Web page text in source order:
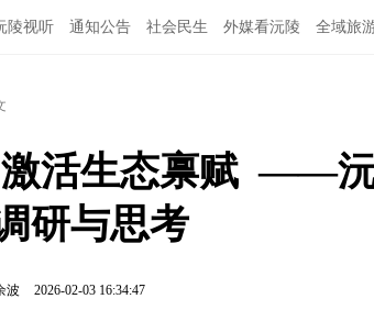
陵视听 通知公告 社会民生 外媒看沅陵 全域旅
活生态禀赋  ——
研与思考
波 2026-02-03 16:34:47